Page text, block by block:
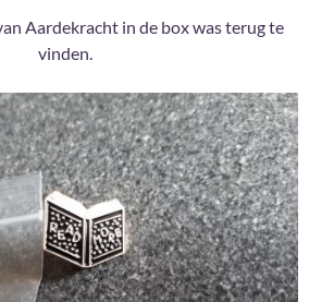
Aardekracht in de box was terug te
vinden.